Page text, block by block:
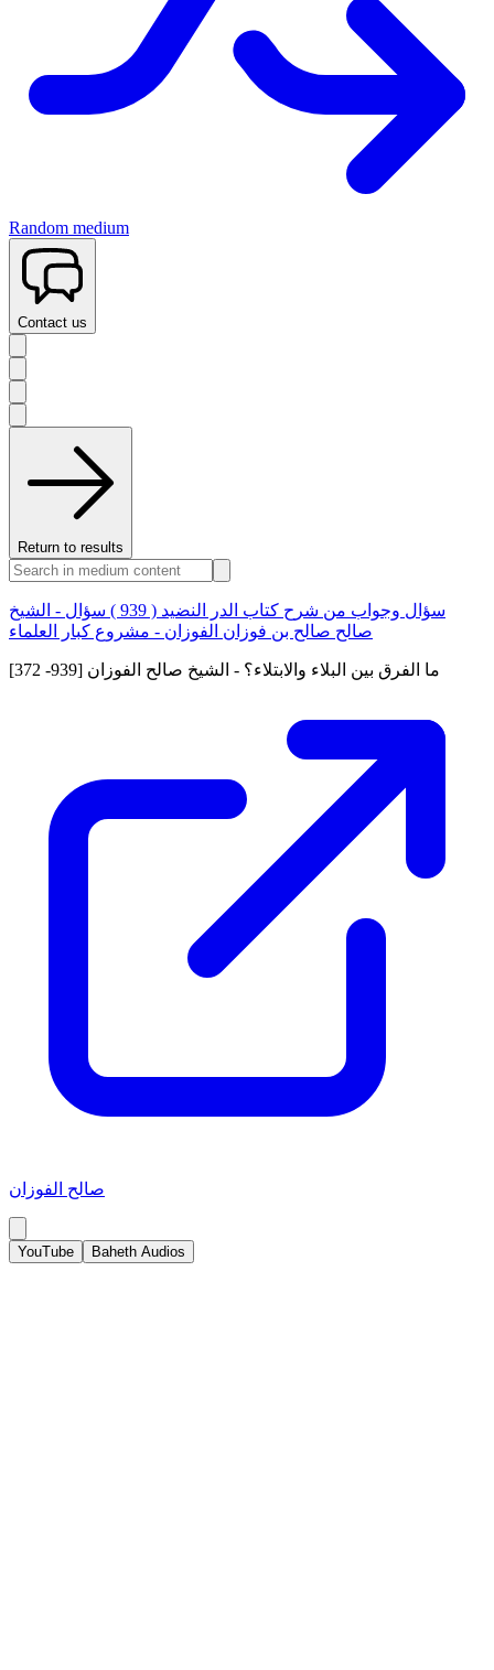
Random medium
Contact us
Return to results
سؤال وجواب من شرح كتاب الدر النضيد ( 939 ) سؤال - الشيخ
صالح صالح بن فوزان الفوزان - مشروع كبار العلماء
[372 -939] ما الفرق بين البلاء والابتلاء؟ - الشيخ صالح الفوزان
صالح الفوزان
YouTube Baheth Audios